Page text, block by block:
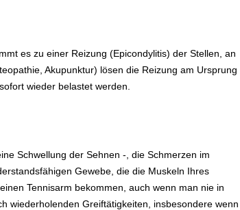
es zu einer Reizung (Epicondylitis) der Stellen, an
Akupunktur) lösen die Reizung am Ursprung
wieder belastet werden.
Schwellung der Sehnen -, die Schmerzen im
Gewebe, die die Muskeln Ihres
Tennisarm bekommen, auch wenn man nie in
wiederholenden Greiftätigkeiten, insbesondere wenn